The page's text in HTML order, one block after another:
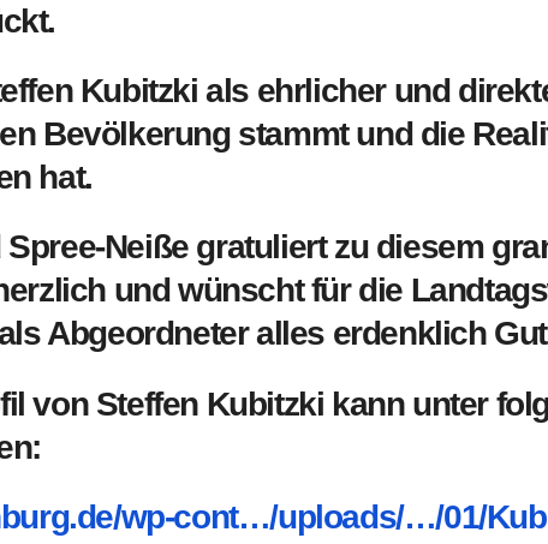
Kubitzki als ehrlicher und
Bevölkerung stammt und die
hat.
Neiße gratuliert zu diesem
und wünscht für die
Abgeordneter alles erdenklich
von Steffen Kubitzki kann unter
wp-cont…/uploads/…/01/